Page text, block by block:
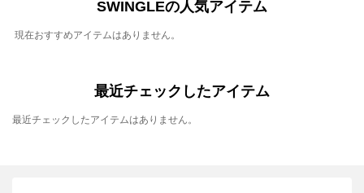
SWINGLEの人気アイテム
現在おすすめアイテムはありません。
最近チェックしたアイテム
最近チェックしたアイテムはありません。